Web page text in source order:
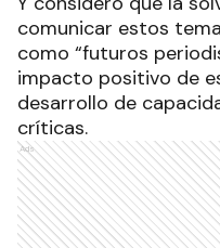
comunicar estos
como “futuros
impacto positivo de
desarrollo de
críticas.
Ads